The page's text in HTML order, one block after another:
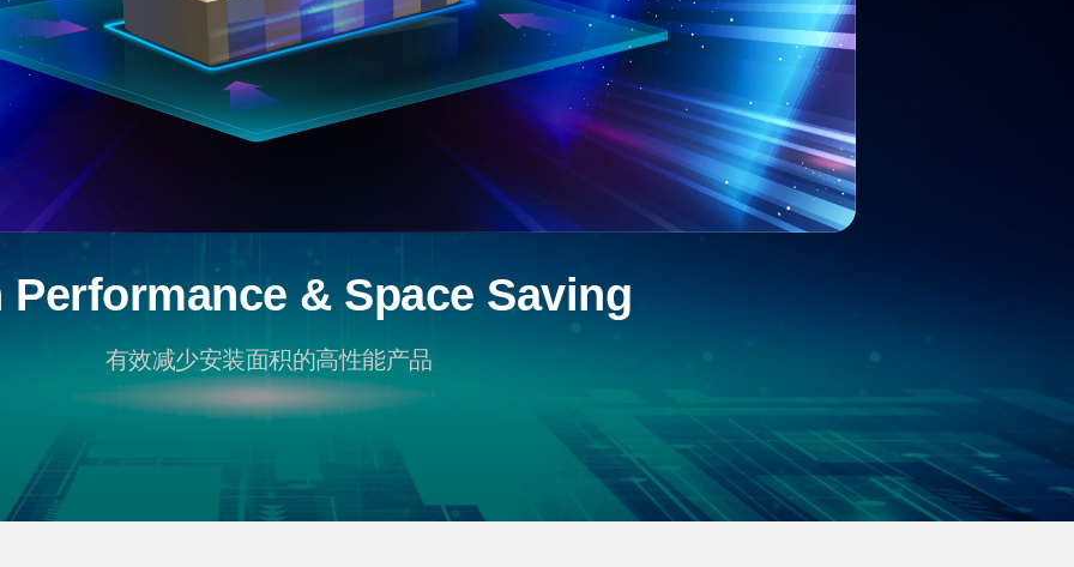
Performance & Space Saving
有效减少安装面积的高性能产品